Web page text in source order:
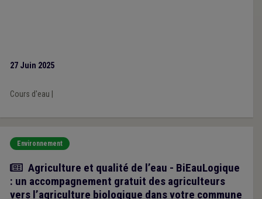
27 Juin 2025
Cours d'eau
Environnement
Actualité
Agriculture et qualité de l’eau - BiEauLogique
: un accompagnement gratuit des agriculteurs
vers l’agriculture biologique dans votre commune